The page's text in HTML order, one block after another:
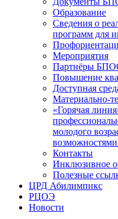
Образование
Сведения о
программ для
Мероприятия
Партнёры
Повышение
Доступная
Материально-
«Горячая
молодого
возможностями
Контакты
Инклюзивное
Полезные
ЦРД Абилимпикс
РЦОЭ
Новости